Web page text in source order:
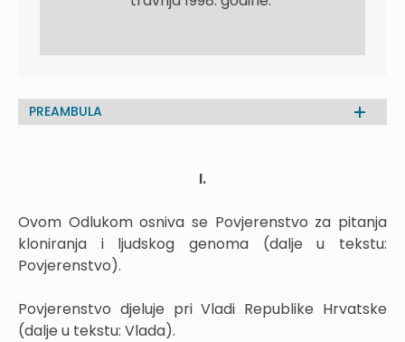
PREAMBULA
I.
Ovom Odlukom osniva se Povjerenstvo za pitanja
kloniranja i ljudskog genoma (dalje u tekstu:
Povjerenstvo).
Povjerenstvo djeluje pri Vladi Republike Hrvatske
(dalje u tekstu: Vlada).